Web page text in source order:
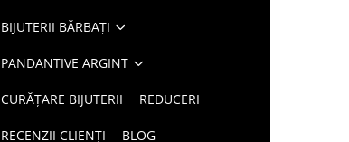
BIJUTERII BĂRBAȚI
PANDANTIVE ARGINT
CURĂȚARE BIJUTERII REDUCERI
RECENZII CLIENȚI BLOG